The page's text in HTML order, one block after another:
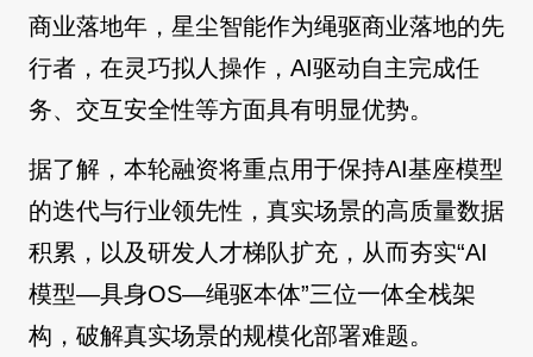
商业落地年，星尘智能作为绳驱商业落地的先
行者，在灵巧拟人操作，AI驱动自主完成任
务、交互安全性等方面具有明显优势。
据了解，本轮融资将重点用于保持AI基座模型
的迭代与行业领先性，真实场景的高质量数据
积累，以及研发人才梯队扩充，从而夯实“AI
模型—具身OS—绳驱本体”三位一体全栈架
构，破解真实场景的规模化部署难题。